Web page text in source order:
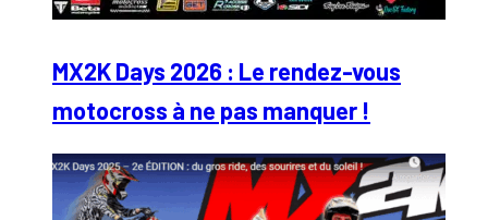
MX2K Days 2026 : Le rendez-vous
motocross à ne pas manquer !